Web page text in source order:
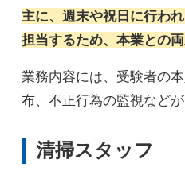
主に、週末や祝日に行わ
担当するため、本業との
業務内容には、受験者の
布、不正行為の監視などが
清掃スタッフ